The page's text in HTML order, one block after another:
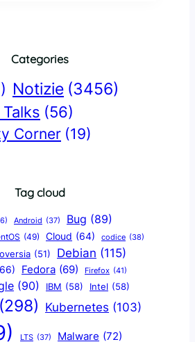
Categories
Notizie (3456)
(56)
Corner (19)
Tag cloud
Android (37) Bug (89)
(49) Cloud (64) codice (38)
(51) Debian (115)
Fedora (69) Firefox (41)
(90) IBM (58) Intel (58)
(298) Kubernetes (103)
LTS (37) Malware (72)